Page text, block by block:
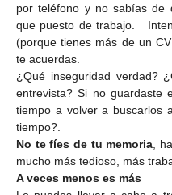
por teléfono y no sabías de
que puesto de trabajo.
(porque tienes más de un
te acuerdas.
¿Qué inseguridad verdad?
entrevista? Si no guardaste
tiempo a volver a
tiempo?.
No te fíes de tu memoria ,
mucho más tedioso, más
A veces menos es más